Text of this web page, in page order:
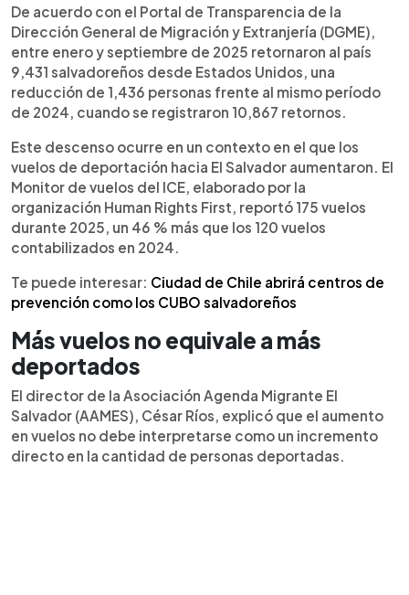
La reducción contrasta con el aumento de vuelos
de deportación reportado por Human Rights First,
lo que evidencia que más operaciones aéreas no
siempre significan más deportados. Expertos
señalan que la capacidad de cada vuelo varía. El
contexto regional muestra comportamientos
similares en Guatemala.
De acuerdo con el Portal de Transparencia de la
Dirección General de Migración y Extranjería (DGME),
entre enero y septiembre de 2025 retornaron al país
9,431 salvadoreños desde Estados Unidos, una
reducción de 1,436 personas frente al mismo período
de 2024, cuando se registraron 10,867 retornos.
Este descenso ocurre en un contexto en el que los
vuelos de deportación hacia El Salvador aumentaron. El
Monitor de vuelos del ICE, elaborado por la
organización Human Rights First, reportó 175 vuelos
durante 2025, un 46 % más que los 120 vuelos
contabilizados en 2024.
Te puede interesar: Ciudad de Chile abrirá centros de
prevención como los CUBO salvadoreños
Más vuelos no equivale a más
deportados
El director de la Asociación Agenda Migrante El
Salvador (AAMES), César Ríos, explicó que el aumento
en vuelos no debe interpretarse como un incremento
directo en la cantidad de personas deportadas.